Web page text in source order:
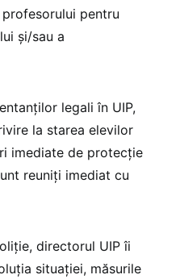
pentru
și/sau a
legali în UIP,
la starea elevilor
imediate de protecție
reuniți imediat cu
directorul UIP îi
situației, măsurile